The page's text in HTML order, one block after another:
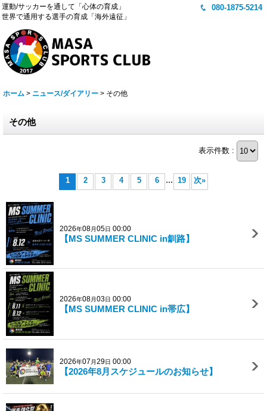
運動/サッカーを通して「心体の育成」
世界で通用する選手の育成「海外遠征」
080-1875-5214
ホーム > ニュース/ダイアリー > その他
その他
表示件数 :
1 2 3 4 5 6 ... 19 次»
2026年08月 05日 00:00
【MS SUMMER CLINIC in釧路】
2026年08月 03日 00:00
【MS SUMMER CLINIC in帯広】
2026年07月 29日 00:00
【2026年8月スケジュールのお知らせ】